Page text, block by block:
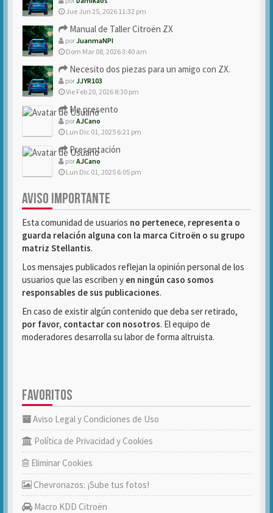
Jue Jun 25, 2026 11:32 pm
Manual de Taller Citroën ZX
porJuanmaNPI
Dom Mar 08, 2026 3:40 am
Necesito dos piezas para un amigo con ZX.
porJJYR103
Vie Feb 20, 2026 8:30 pm
Me presento
porAJCano
Lun Dic 01, 2025 6:21 pm
Presentación
porAJCano
Lun Dic 01, 2025 6:05 pm
AVISO IMPORTANTE
Esta comunidad de usuarios no pertenece, representa o
guarda relación alguna con la marca Citroën o su grupo
matriz Stellantis.
Los mensajes publicados reflejan la opinión personal de los
usuarios que las escriben y en ningún caso somos
responsables de sus publicaciones.
En caso de existir algún contenido que deba ser retirado,
por favor, contactar con nosotros. El equipo de
moderadores desarrolla su labor de forma altruista.
FAVORITOS
Aviso Legal y Condiciones de Uso
Política de Privacidad y Cookies
Eliminar Cookies
Chevronazos: ¡Sube tus fotos!
Macro KDD Citroën